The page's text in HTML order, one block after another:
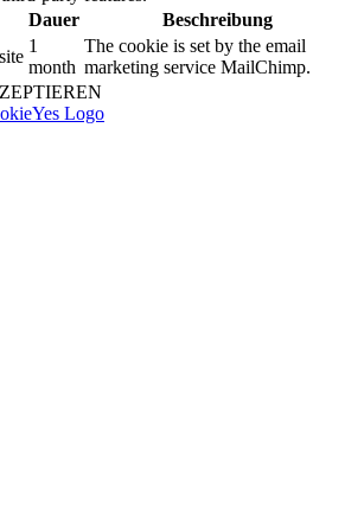
Dauer
Beschreibung
1
month
The cookie is set by the email
marketing service MailChimp.